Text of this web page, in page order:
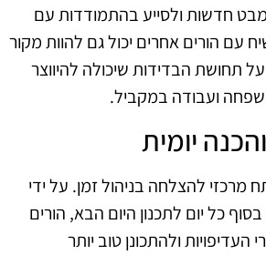
מבט חדשות ולסייע בהתמודדות עם
עם הורים אחרים יכול גם להוות מקור
תחושת הבדידות שיכולה להיווצר
ועבודה במקביל.
יומית
מרכזי להצלחה בניהול זמן. על ידי
כל יום לתכנון היום הבא, הורים
העדיפויות ולהתכונן טוב יותר